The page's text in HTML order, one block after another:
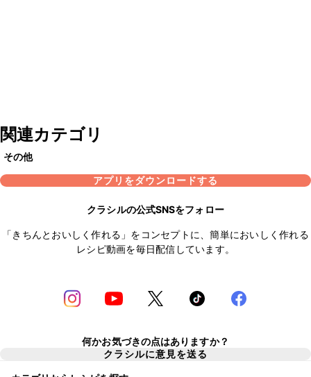
関連カテゴリ
その他
アプリをダウンロードする
クラシルの公式SNSをフォロー
「きちんとおいしく作れる」をコンセプトに、簡単においしく作れる
レシピ動画を毎日配信しています。
何かお気づきの点はありますか？
クラシルに意見を送る